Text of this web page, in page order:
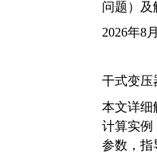
问题）及
2026年8
干式变压
本文详细
计算实例
参数，指